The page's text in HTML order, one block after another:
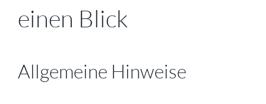
einen Blick
Allgemeine Hinweise